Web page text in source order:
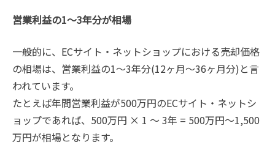
営業利益の1〜3年分が相場
一般的に、ECサイト・ネットショップにおける売却価格
の相場は、営業利益の1〜3年分(12ヶ月〜36ヶ月分)と言
われています。
たとえば年間営業利益が500万円のECサイト・ネットシ
ョップであれば、500万円 × 1 〜 3年 = 500万円〜1,500
万円が相場となります。